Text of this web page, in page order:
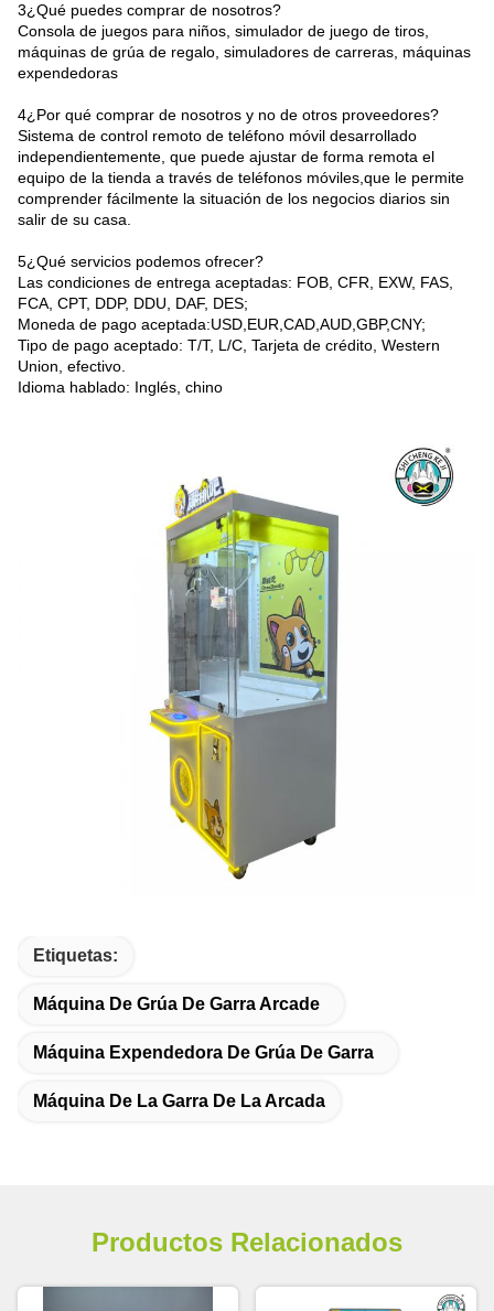
3¿Qué puedes comprar de nosotros?
Consola de juegos para niños, simulador de juego de tiros,
máquinas de grúa de regalo, simuladores de carreras, máquinas
expendedoras
4¿Por qué comprar de nosotros y no de otros proveedores?
Sistema de control remoto de teléfono móvil desarrollado
independientemente, que puede ajustar de forma remota el
equipo de la tienda a través de teléfonos móviles,que le permite
comprender fácilmente la situación de los negocios diarios sin
salir de su casa.
5¿Qué servicios podemos ofrecer?
Las condiciones de entrega aceptadas: FOB, CFR, EXW, FAS,
FCA, CPT, DDP, DDU, DAF, DES;
Moneda de pago aceptada:USD,EUR,CAD,AUD,GBP,CNY;
Tipo de pago aceptado: T/T, L/C, Tarjeta de crédito, Western
Union, efectivo.
Idioma hablado: Inglés, chino
Etiquetas:
Máquina De Grúa De Garra Arcade
Máquina Expendedora De Grúa De Garra
Máquina De La Garra De La Arcada
Productos Relacionados